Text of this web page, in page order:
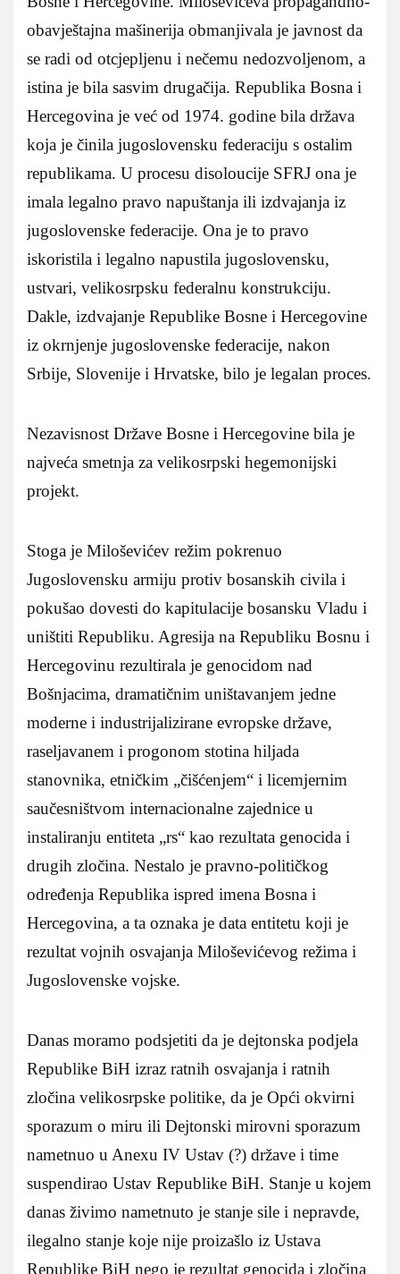
obavještajna mašinerija obmanjivala je javnost da
se radi od otcjepljenu i nečemu nedozvoljenom, a
istina je bila sasvim drugačija. Republika Bosna i
Hercegovina je već od 1974. godine bila država
koja je činila jugoslovensku federaciju s ostalim
republikama. U procesu disoloucije SFRJ ona je
imala legalno pravo napuštanja ili izdvajanja iz
jugoslovenske federacije. Ona je to pravo
iskoristila i legalno napustila jugoslovensku,
ustvari, velikosrpsku federalnu konstrukciju.
Dakle, izdvajanje Republike Bosne i Hercegovine
iz okrnjenje jugoslovenske federacije, nakon
Srbije, Slovenije i Hrvatske, bilo je legalan proces.
Nezavisnost Države Bosne i Hercegovine bila je
najveća smetnja za velikosrpski hegemonijski
projekt.
Stoga je Miloševićev režim pokrenuo
Jugoslovensku armiju protiv bosanskih civila i
pokušao dovesti do kapitulacije bosansku Vladu i
uništiti Republiku. Agresija na Republiku Bosnu i
Hercegovinu rezultirala je genocidom nad
Bošnjacima, dramatičnim uništavanjem jedne
moderne i industrijalizirane evropske države,
raseljavanem i progonom stotina hiljada
stanovnika, etničkim „čišćenjem“ i licemjernim
saučesništvom internacionalne zajednice u
instaliranju entiteta „rs“ kao rezultata genocida i
drugih zločina. Nestalo je pravno-političkog
određenja Republika ispred imena Bosna i
Hercegovina, a ta oznaka je data entitetu koji je
rezultat vojnih osvajanja Miloševićevog režima i
Jugoslovenske vojske.
Danas moramo podsjetiti da je dejtonska podjela
Republike BiH izraz ratnih osvajanja i ratnih
zločina velikosrpske politike, da je Opći okvirni
sporazum o miru ili Dejtonski mirovni sporazum
nametnuo u Anexu IV Ustav (?) države i time
suspendirao Ustav Republike BiH. Stanje u kojem
danas živimo nametnuto je stanje sile i nepravde,
ilegalno stanje koje nije proizašlo iz Ustava
Republike BiH nego je rezultat genocida i zločina